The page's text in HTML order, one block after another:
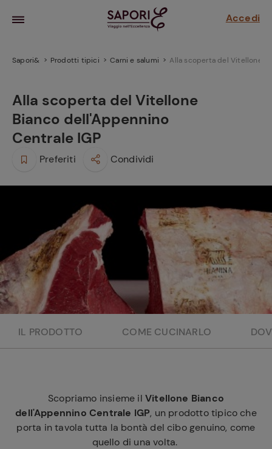
Accedi
ricetta
il
Sapori& Prodotti tipici Carni e salumi Alla scoperta del Vitellone
Alla scoperta del Vitellone
Bianco dell'Appennino
Centrale IGP
Preferiti Condividi
IL PRODOTTO COME CUCINARLO
Scopriamo insieme il Vitellone Bianco
dell'Appennino Centrale IGP, un prodotto tipico che
porta in tavola tutta la bontà del cibo genuino, come
quello di una volta.